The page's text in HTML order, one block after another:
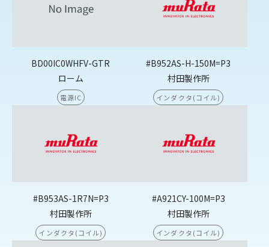
BD00IC0WHFV-GTR
ローム
電源IC
#B952AS-H-150M=P3
村田製作所
インダクタ(コイル)
#B953AS-1R7N=P3
村田製作所
インダクタ(コイル)
#A921CY-100M=P3
村田製作所
インダクタ(コイル)